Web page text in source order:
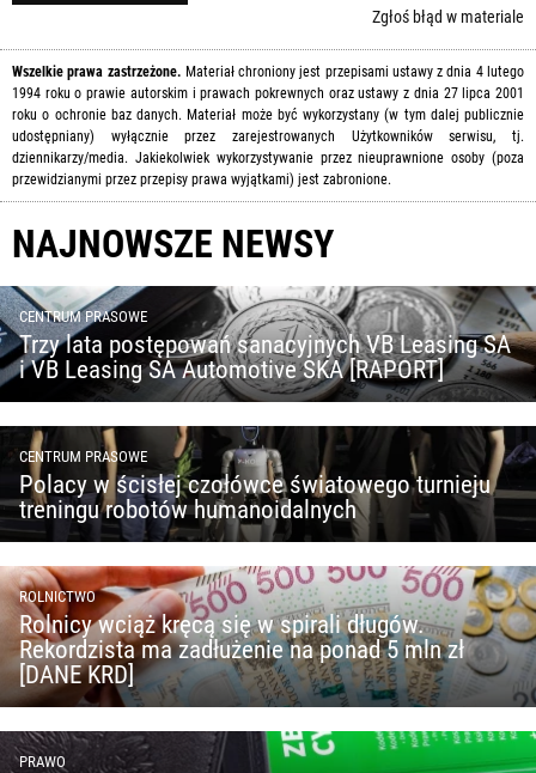
Zgłoś błąd w materiale
Wszelkie prawa zastrzeżone. Materiał chroniony jest przepisami ustawy z dnia 4 lutego
1994 roku o prawie autorskim i prawach pokrewnych oraz ustawy z dnia 27 lipca 2001
roku o ochronie baz danych. Materiał może być wykorzystany (w tym dalej publicznie
udostępniany) wyłącznie przez zarejestrowanych Użytkowników serwisu, tj.
dziennikarzy/media. Jakiekolwiek wykorzystywanie przez nieuprawnione osoby (poza
przewidzianymi przez przepisy prawa wyjątkami) jest zabronione.
NAJNOWSZE NEWSY
CENTRUM PRASOWE
Trzy lata postępowań sanacyjnych VB Leasing SA
i VB Leasing SA Automotive SKA [RAPORT]
CENTRUM PRASOWE
Polacy w ścisłej czołówce światowego turnieju
treningu robotów humanoidalnych
ROLNICTWO
Rolnicy wciąż kręcą się w spirali długów.
Rekordzista ma zadłużenie na ponad 5 mln zł
[DANE KRD]
PRAWO